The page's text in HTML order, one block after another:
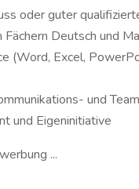
oder guter
Deutsch und
(Word, Excel,
und
und Eigeninitiative
...